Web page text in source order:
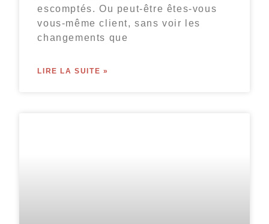
escomptés. Ou peut-être êtes-vous
vous-même client, sans voir les
changements que
LIRE LA SUITE »